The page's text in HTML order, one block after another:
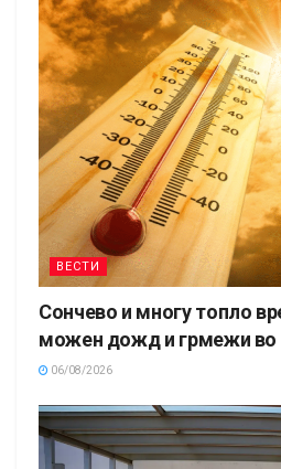
ВЕСТИ
Сончево и многу топло
можен дожд и грмежи во
06/08/2026